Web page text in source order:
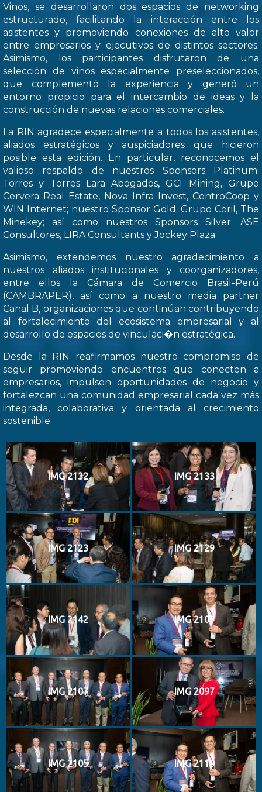
Vinos, se desarrollaron dos espacios de networking
estructurado, facilitando la interacción entre los
asistentes y promoviendo conexiones de alto valor
entre empresarios y ejecutivos de distintos sectores.
Asimismo, los participantes disfrutaron de una
selección de vinos especialmente preseleccionados,
que complementó la experiencia y generó un
entorno propicio para el intercambio de ideas y la
construcción de nuevas relaciones comerciales.
La RIN agradece especialmente a todos los asistentes,
aliados estratégicos y auspiciadores que hicieron
posible esta edición. En particular, reconocemos el
valioso respaldo de nuestros Sponsors Platinum:
Torres y Torres Lara Abogados, GCI Mining, Grupo
Cervera Real Estate, Nova Infra Invest, CentroCoop y
WIN Internet; nuestro Sponsor Gold: Grupo Coril, The
Minekey; así como nuestros Sponsors Silver: ASE
Consultores, LIRA Consultants y Jockey Plaza.
Asimismo, extendemos nuestro agradecimiento a
nuestros aliados institucionales y coorganizadores,
entre ellos la Cámara de Comercio Brasil-Perú
(CAMBRAPER), así como a nuestro media partner
Canal B, organizaciones que continúan contribuyendo
al fortalecimiento del ecosistema empresarial y al
desarrollo de espacios de vinculaci�n estratégica.
Desde la RIN reafirmamos nuestro compromiso de
seguir promoviendo encuentros que conecten a
empresarios, impulsen oportunidades de negocio y
fortalezcan una comunidad empresarial cada vez más
integrada, colaborativa y orientada al crecimiento
sostenible.
IMG 2132 IMG 2133
IMG 2123 IMG 2129
IMG 2142 IMG 2109
IMG 2107 IMG 2097
IMG 2105 IMG 2110